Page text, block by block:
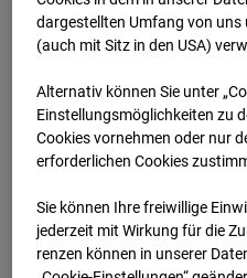
H3ö
Buchholzerstraße
Zur
Europe/Berlin
dargestellten Umfang von
(auch mit Sitz in den USA)
Alternativ können Sie unter
Einstellungsmöglichkeiten zu
Cookies vornehmen oder nur
erforderlichen Cookies
Sie können Ihre freiwillige
jederzeit mit Wirkung für die
renzen können in unserer